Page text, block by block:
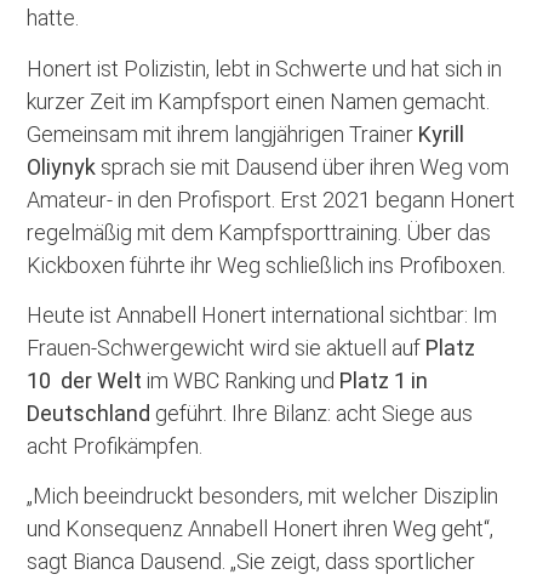
hatte.
Honert ist Polizistin, lebt in Schwerte und hat sich in
kurzer Zeit im Kampfsport einen Namen gemacht.
Gemeinsam mit ihrem langjährigen Trainer Kyrill
Oliynyk sprach sie mit Dausend über ihren Weg vom
Amateur- in den Profisport. Erst 2021 begann Honert
regelmäßig mit dem Kampfsporttraining. Über das
Kickboxen führte ihr Weg schließlich ins Profiboxen.
Heute ist Annabell Honert international sichtbar: Im
Frauen-Schwergewicht wird sie aktuell auf Platz
10 der Welt im WBC Ranking und Platz 1 in
Deutschland geführt. Ihre Bilanz: acht Siege aus
acht Profikämpfen.
„Mich beeindruckt besonders, mit welcher Disziplin
und Konsequenz Annabell Honert ihren Weg geht“,
sagt Bianca Dausend. „Sie zeigt, dass sportlicher